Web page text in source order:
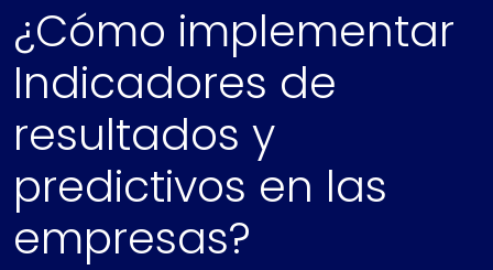
¿Cómo implementar
Indicadores de
resultados y
predictivos en las
empresas?